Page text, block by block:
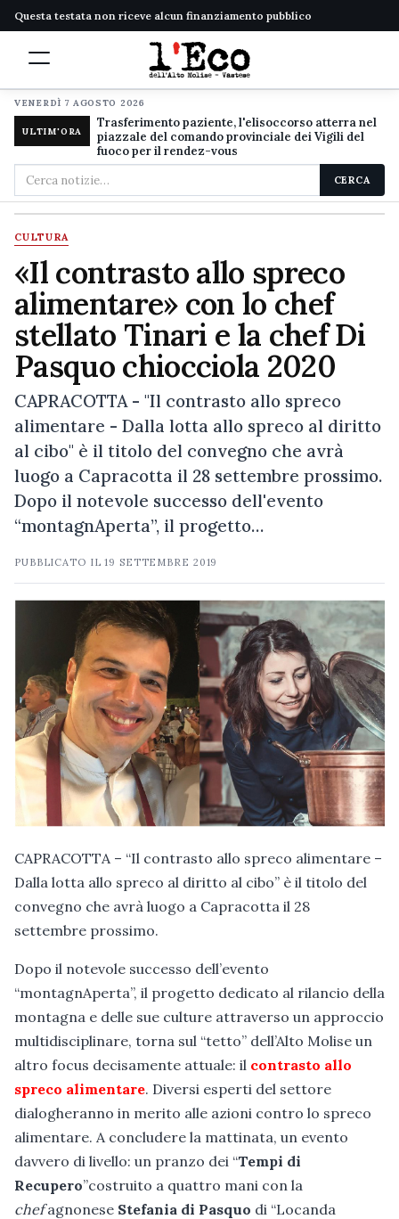
Questa testata non riceve alcun finanziamento pubblico
VENERDÌ 7 AGOSTO 2026
ULTIM'ORA
Trasferimento paziente, l'elisoccorso atterra nel
piazzale del comando provinciale dei Vigili del
fuoco per il rendez-vous
Cerca
nel
sito
CERCA
CULTURA
«Il contrasto allo spreco
alimentare» con lo chef
stellato Tinari e la chef Di
Pasquo chiocciola 2020
CAPRACOTTA - "Il contrasto allo spreco
alimentare - Dalla lotta allo spreco al diritto
al cibo" è il titolo del convegno che avrà
luogo a Capracotta il 28 settembre prossimo.
Dopo il notevole successo dell'evento
“montagnAperta”, il progetto…
PUBBLICATO IL19 SETTEMBRE 2019
CAPRACOTTA – “Il contrasto allo spreco alimentare –
Dalla lotta allo spreco al diritto al cibo” è il titolo del
convegno che avrà luogo a Capracotta il 28
settembre prossimo.
Dopo il notevole successo dell’evento
“montagnAperta”, il progetto dedicato al rilancio della
montagna e delle sue culture attraverso un approccio
multidisciplinare, torna sul “tetto” dell’Alto Molise un
altro focus decisamente attuale: il contrasto allo
spreco alimentare. Diversi esperti del settore
dialogheranno in merito alle azioni contro lo spreco
alimentare. A concludere la mattinata, un evento
davvero di livello: un pranzo dei “Tempi di
Recupero”costruito a quattro mani con la
chefagnonese Stefania di Pasquo di “Locanda